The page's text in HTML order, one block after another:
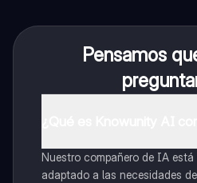
Pensamos
Nuestro compañero de IA
adaptado a las necesidades